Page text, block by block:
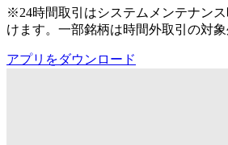
※24時間取引はシステムメンテナン
けます。一部銘柄は時間外取引の対象
アプリをダウンロード